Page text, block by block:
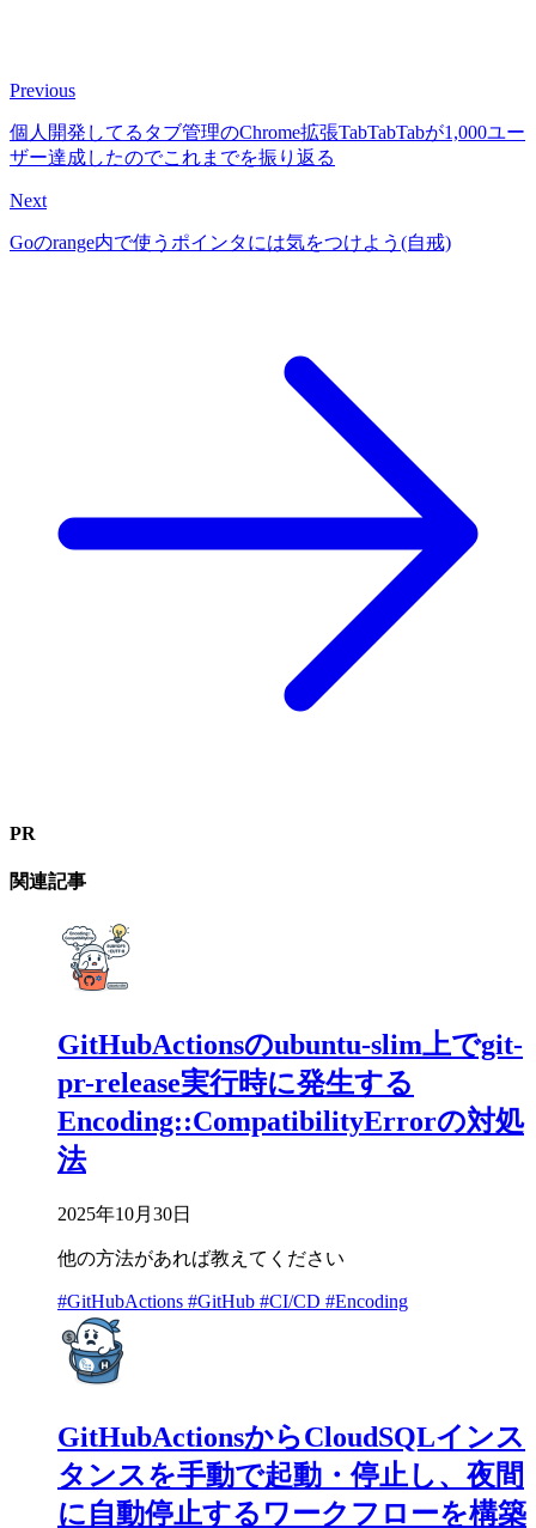
Previous
個人開発してるタブ管理のChrome拡張TabTabTabが1,000ユー
ザー達成したのでこれまでを振り返る
Next
Goのrange内で使うポインタには気をつけよう(自戒)
PR
関連記事
GitHubActionsのubuntu-slim上でgit-
pr-release実行時に発生する
Encoding::CompatibilityErrorの対処
法
2025年10月30日
他の方法があれば教えてください
#GitHubActions #GitHub #CI/CD #Encoding
GitHubActionsからCloudSQLインス
タンスを手動で起動・停止し、夜間
に自動停止するワークフローを構築